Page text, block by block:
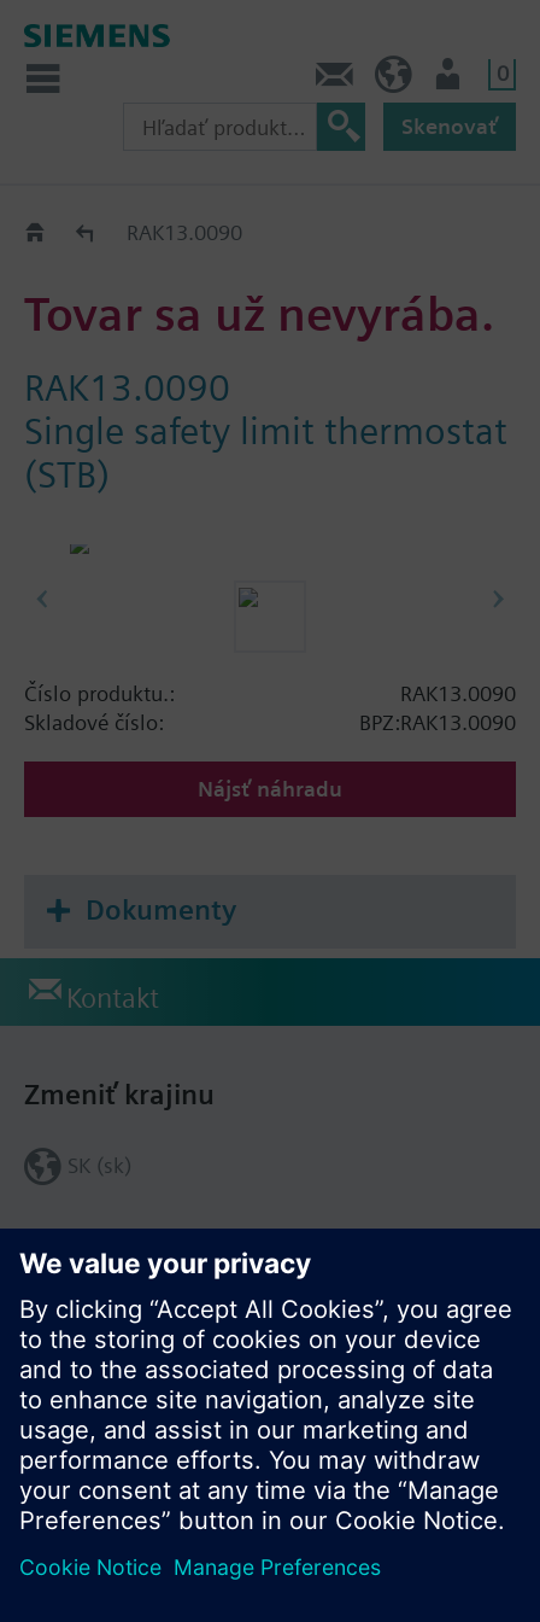
0
Skenovať
Old2NewRAK13.0090
Tovar sa už nevyrába.
RAK13.0090
Single safety limit thermostat
(STB)
Číslo produktu.:
RAK13.0090
Skladové číslo:
BPZ:RAK13.0090
Nájsť náhradu
Dokumenty
Kontakt
Zdieľať túto stránku:
Zmeniť krajinu
SK (sk)
© Siemens Switzerland Ltd. 2016